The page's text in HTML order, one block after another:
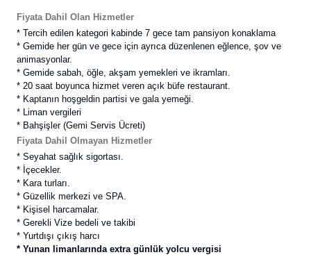
Fiyata Dahil Olan Hizmetler
* Tercih edilen kategori kabinde 7 gece tam pansiyon konaklama
* Gemide her gün ve gece için ayrıca düzenlenen eğlence, şov ve
animasyonlar.
* Gemide sabah, öğle, akşam yemekleri ve ikramları.
* 20 saat boyunca hizmet veren açık büfe restaurant.
* Kaptanın hoşgeldin partisi ve gala yemeği.
* Liman vergileri
* Bahşişler (Gemi Servis Ücreti)
Fiyata Dahil Olmayan Hizmetler
* Seyahat sağlık sigortası.
* İçecekler.
* Kara turları.
* Güzellik merkezi ve SPA.
* Kişisel harcamalar.
* Gerekli Vize bedeli ve takibi
* Yurtdışı çıkış harcı
* Yunan limanlarında extra günlük yolcu vergisi